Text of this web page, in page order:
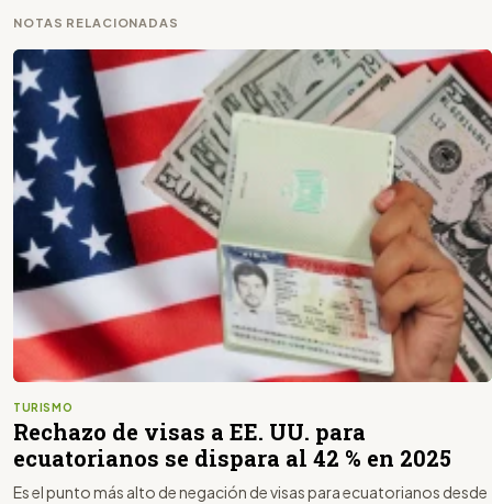
NOTAS RELACIONADAS
TURISMO
Rechazo de visas a EE. UU. para
ecuatorianos se dispara al 42 % en 2025
Es el punto más alto de negación de visas para ecuatorianos desde